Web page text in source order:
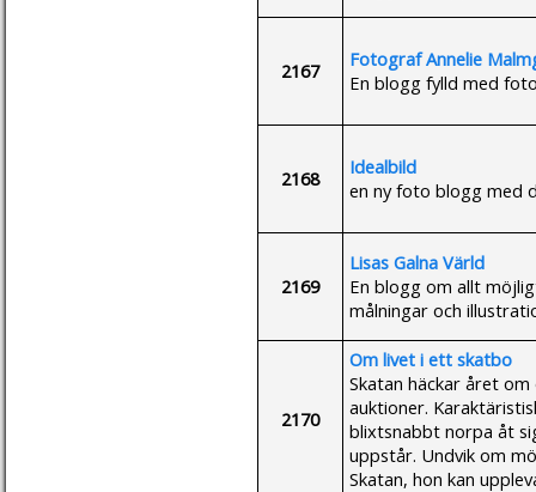
2167
Fotograf Annelie
En blogg fylld med
2168
Idealbild
en ny foto blogg med
2169
Lisas Galna Värld
En blogg om allt
målningar och
2170
Om livet i ett skatbo
Skatan häckar året
auktioner.
blixtsnabbt norpa åt
uppstår. Undvik om
Skatan, hon kan